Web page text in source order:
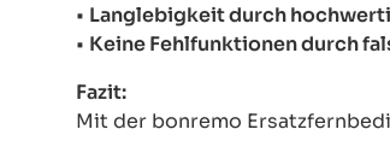
• Langlebigkeit durch
• Keine Fehlfunktionen durch
Fazit:
Mit der bonremo